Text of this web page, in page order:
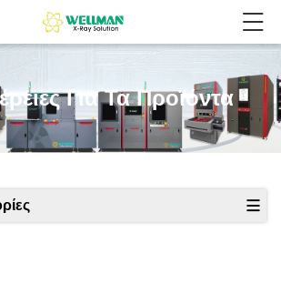
Για Τα Προϊόντα